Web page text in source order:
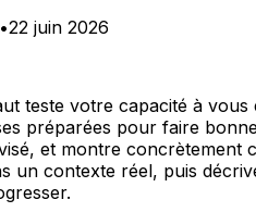
•22 juin 2026
teste votre capacité à
préparées pour faire
et montre
un contexte réel, puis